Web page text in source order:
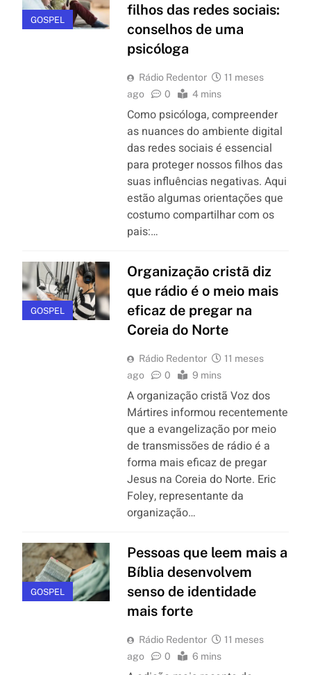
GOSPEL
filhos das redes sociais:
conselhos de uma
psicóloga
Rádio Redentor
11 meses
ago
0 4 mins
Como psicóloga, compreender
as nuances do ambiente digital
das redes sociais é essencial
para proteger nossos filhos das
suas influências negativas. Aqui
estão algumas orientações que
costumo compartilhar com os
pais:…
GOSPEL
Organização cristã diz
que rádio é o meio mais
eficaz de pregar na
Coreia do Norte
Rádio Redentor
11 meses
ago
0 9 mins
A organização cristã Voz dos
Mártires informou recentemente
que a evangelização por meio
de transmissões de rádio é a
forma mais eficaz de pregar
Jesus na Coreia do Norte. Eric
Foley, representante da
organização…
GOSPEL
Pessoas que leem mais a
Bíblia desenvolvem
senso de identidade
mais forte
Rádio Redentor
11 meses
ago
0 6 mins